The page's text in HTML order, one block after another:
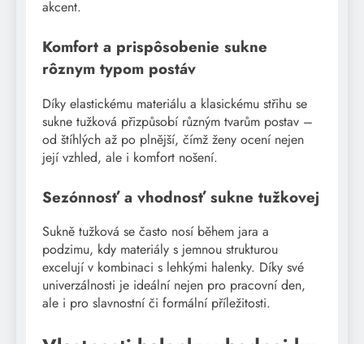
akcent.
Komfort a prispôsobenie sukne
rôznym typom postáv
Díky elastickému materiálu a klasickému střihu se
sukne tužková přizpůsobí různým tvarům postav –
od štíhlých až po plnější, čímž ženy ocení nejen
její vzhled, ale i komfort nošení.
Sezónnosť a vhodnosť sukne tužkovej
Sukně tužková se často nosí během jara a
podzimu, kdy materiály s jemnou strukturou
excelují v kombinaci s lehkými halenky. Díky své
univerzálnosti je ideální nejen pro pracovní den,
ale i pro slavnostní či formální příležitosti.